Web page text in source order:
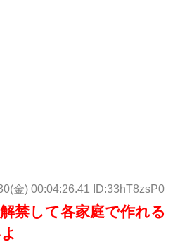
金) 00:04:26.41 ID:33hT8zsP0
禁して各家庭で作れる